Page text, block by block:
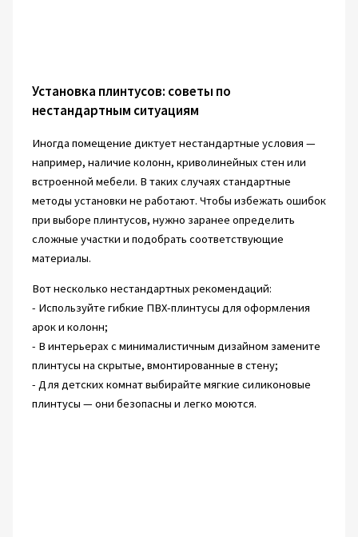
Установка плинтусов: советы по
нестандартным ситуациям
Иногда помещение диктует нестандартные условия —
например, наличие колонн, криволинейных стен или
встроенной мебели. В таких случаях стандартные
методы установки не работают. Чтобы избежать ошибок
при выборе плинтусов, нужно заранее определить
сложные участки и подобрать соответствующие
материалы.
Вот несколько нестандартных рекомендаций:
- Используйте гибкие ПВХ-плинтусы для оформления
арок и колонн;
- В интерьерах с минималистичным дизайном замените
плинтусы на скрытые, вмонтированные в стену;
- Для детских комнат выбирайте мягкие силиконовые
плинтусы — они безопасны и легко моются.